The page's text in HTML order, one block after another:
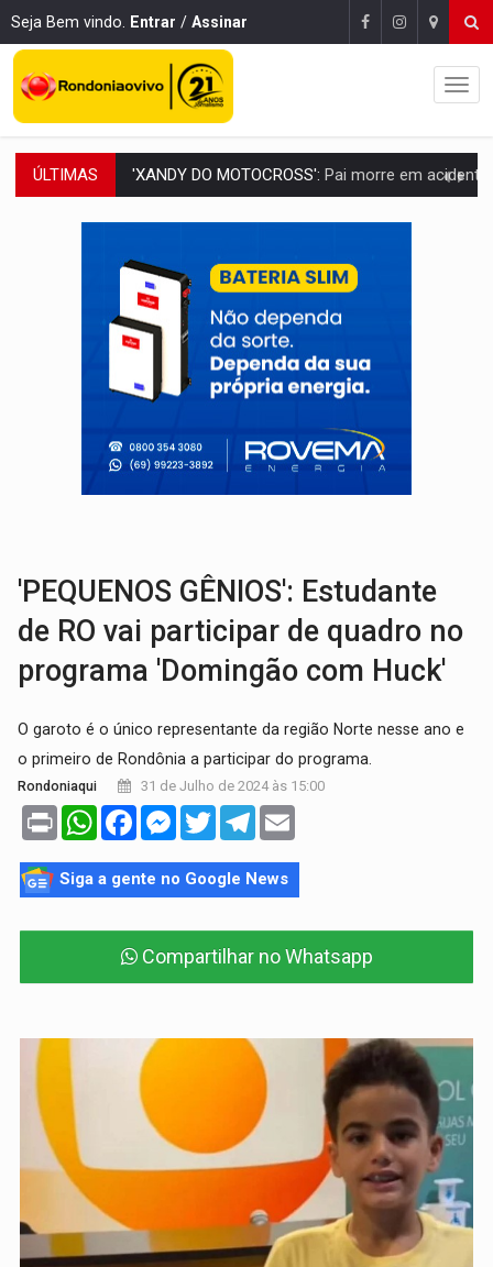
Seja Bem vindo. Entrar / Assinar
ÚLTIMAS PESO DO VOTO:Cinco maiores colégios eleitorais concentram 53,7% dos
COLUNA SEMANAL:Largada foi dada e candidatos ao Governo de RO partem
SOB SUSPEITA:Entrega de 286 máquinas em Rondônia coincide com
ARTIGO: Reter até 50% no distrato imobiliário é legal, mas não pode
DO HOSPITAL AO CAMPO:
EXPANSÃO:Grupo Nova Era amplia presença em PVH e transforma Aramix
ROTA GLOBAL: PCC amplia presença internacional e transforma Brasil em
'XANDY DO MOTOCROSS':
'PEQUENOS GÊNIOS': Estudante
de RO vai participar de quadro no
programa 'Domingão com Huck'
O garoto é o único representante da região Norte nesse ano e
o primeiro de Rondônia a participar do programa.
Rondoniaqui 31 de Julho de 2024 às 15:00
Print WhatsAppFacebookMessenger
TwitterTelegram
Siga a gente no Google News
Compartilhar no Whatsapp